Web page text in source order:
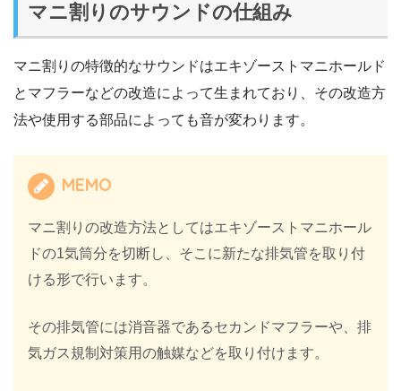
マニ割りのサウンドの仕組み
マニ割りの特徴的なサウンドはエキゾーストマニホールド
とマフラーなどの改造によって生まれており、その改造方
法や使用する部品によっても音が変わります。
MEMO
マニ割りの改造方法としてはエキゾーストマニホール
ドの1気筒分を切断し、そこに新たな排気管を取り付
ける形で行います。
その排気管には消音器であるセカンドマフラーや、排
気ガス規制対策用の触媒などを取り付けます。